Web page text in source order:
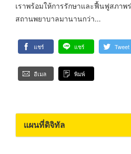
เราพร้อมให้การรักษาและฟื้นฟูสภา
สถานพยาบาลมานานกว่า...
แชร์ แชร์ Tweet
อีเมล พิมพ์
แผนที่ดิจิทัล